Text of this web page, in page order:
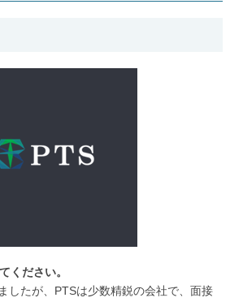
ください。
したが、PTSは少数精鋭の会社で、面接